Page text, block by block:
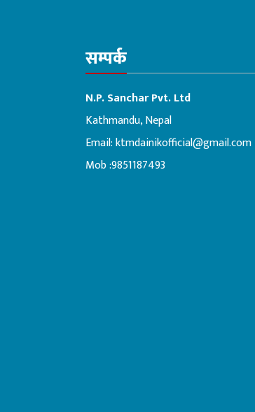
सम्पर्क
N.P. Sanchar Pvt. Ltd
Kathmandu, Nepal
Email:ktmdainikofficial@gmail.com
Mob :9851187493